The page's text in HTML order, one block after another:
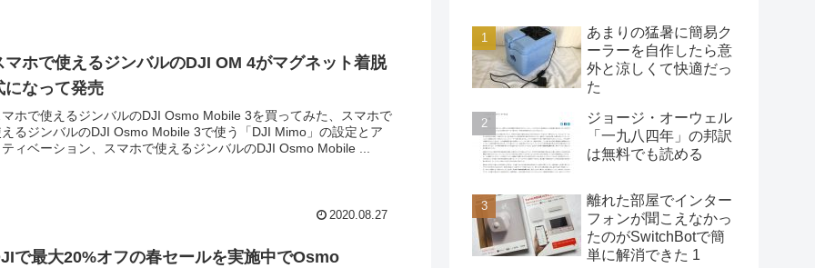
マホで使えるジンバルのDJI OM 4がマグネット着脱
になって発売
ホで使えるジンバルのDJI Osmo Mobile 3を買ってみた、スマホで
るジンバルのDJI Osmo Mobile 3で使う「DJI Mimo」の設定とア
ィベーション、スマホで使えるジンバルのDJI Osmo Mobile ...
2020.08.27
で最大20%オフの春セールを実施中でOsmo
あまりの猛暑に簡易ク
ーラーを自作したら意
外と涼しくて快適だっ
た
ジョージ・オーウェル
「一九八四年」の邦訳
は無料でも読める
離れた部屋でインター
フォンが聞こえなかっ
たのがSwitchBotで簡
単に解消できた 1